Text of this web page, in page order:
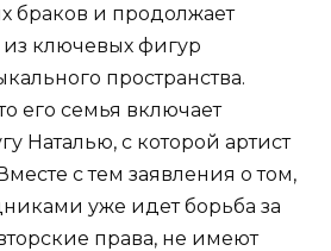
браков и продолжает
из ключевых фигур
пространства.
его семья включает
Наталью, с которой артист
с тем заявления о том,
уже идет борьба за
права, не имеют